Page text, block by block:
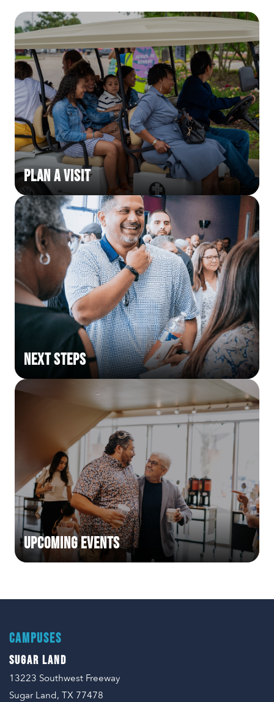
Plan a Visit
Next Steps
Upcoming Events
CAMPUSES
SUGAR LAND
13223 Southwest Freeway
Sugar Land, TX 77478